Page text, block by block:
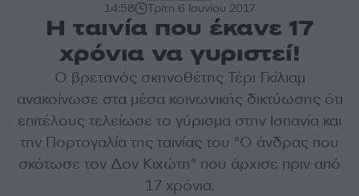
14:58 Τρίτη 6 Ιουνίου 2017
Η ταινία που έκανε 17
χρόνια να γυριστεί!
Ο βρετανός σκηνοθέτης Τέρι Γκίλιαμ
ανακοίνωσε στα μέσα κοινωνικής δικτύωσης ότι
επιτέλους τελείωσε το γύρισμα στην Ισπανία και
την Πορτογαλία της ταινίας του "Ο άνδρας που
σκότωσε τον Δον Κιχώτη" που άρχισε πριν από
17 χρόνια.